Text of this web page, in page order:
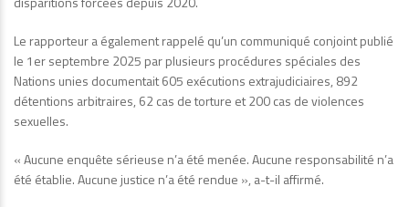
Le rapporteur a également rappelé qu’un communiqué conjoint publié
le 1er septembre 2025 par plusieurs procédures spéciales des
Nations unies documentait 605 exécutions extrajudiciaires, 892
détentions arbitraires, 62 cas de torture et 200 cas de violences
sexuelles.
« Aucune enquête sérieuse n’a été menée. Aucune responsabilité n’a
été établie. Aucune justice n’a été rendue », a-t-il affirmé.